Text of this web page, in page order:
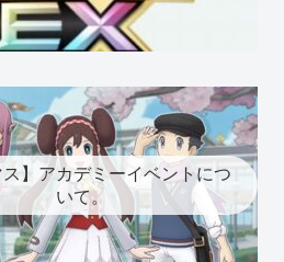
ス】アカデミーイベントにつ
いて。